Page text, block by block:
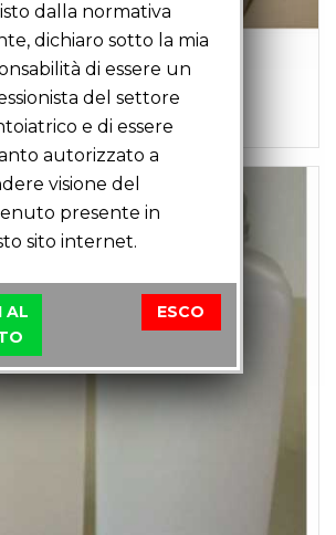
BIC.45SH BLU
PREZZO AL KG
dalla normativa
dichiaro sotto la mia
di essere un
del settore
e di essere
autorizzato a
visione del
presente in
sito internet.
AL
ESCO